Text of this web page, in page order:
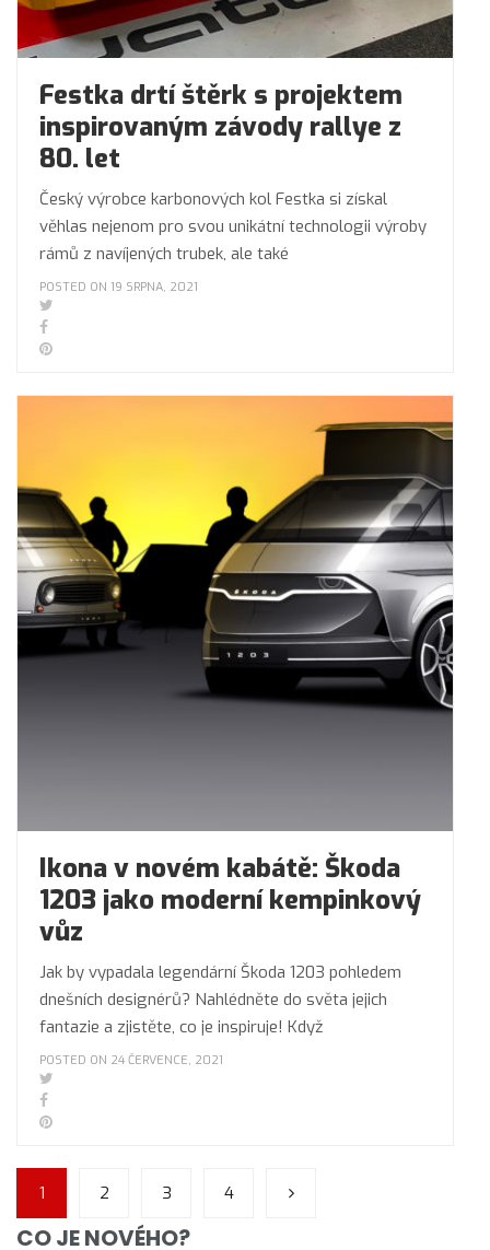
Festka drtí štěrk s projektem
inspirovaným závody rallye z
80. let
Český výrobce karbonových kol Festka si získal
věhlas nejenom pro svou unikátní technologii výroby
rámů z navíjených trubek, ale také
POSTED ON 19 SRPNA, 2021
Ikona v novém kabátě: Škoda
1203 jako moderní kempinkový
vůz
Jak by vypadala legendární Škoda 1203 pohledem
dnešních designérů? Nahlédněte do světa jejich
fantazie a zjistěte, co je inspiruje! Když
POSTED ON 24 ČERVENCE, 2021
1 2 3 4
CO JE NOVÉHO?